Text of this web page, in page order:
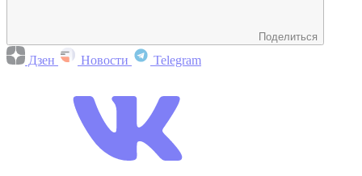
Поделиться
Дзен Новости Telegram